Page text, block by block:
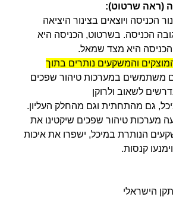
(ראה שרטוט):
הכניסה ויוצאים בצינור היציאה
הכניסה. בשרטוט, הכניסה היא
היא מצד שמאל.
והמשקעים נותרים בתוך
משתמשים במערכות טיהור שפכים
לשאוב ולרוקן
גם מהתחתית וגם מהחלק העליון.
מערכות טיהור שפכים שיקטינו את
הנותרת במיכל, ישפרו את איכות
קנסות.
הישראלי